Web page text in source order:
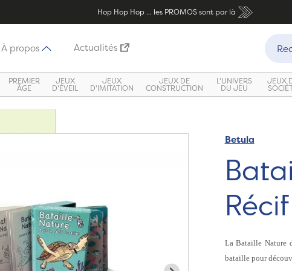
Hop Hop Hop ... les PROMOS sont par là
À propos Actualités
PREMIER
ÂGE
JEUX
D'ÉVEIL
JEUX
D'IMITATION
JEUX DE
CONSTRUCTION
L'UNIVERS
DU JEU
JEUX
Betula
La Bataille Nature
bataille pour